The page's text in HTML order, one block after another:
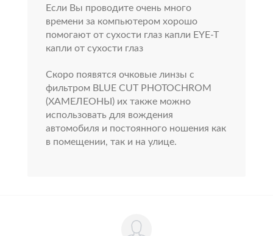
Если Вы проводите очень много
времени за компьютером хорошо
помогают от сухости глаз капли EYE-T
капли от сухости глаз
Скоро появятся очковые линзы с
фильтром BLUE CUT PHOTOCHROM
(ХАМЕЛЕОНЫ) их также можно
использовать для вождения
автомобиля и постоянного ношения как
в помещении, так и на улице.